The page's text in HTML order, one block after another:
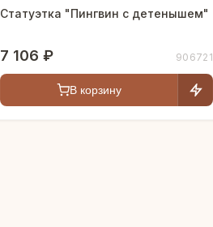
Статуэтка "Пингвин с детенышем"
7 106 ₽ 906721
В корзину